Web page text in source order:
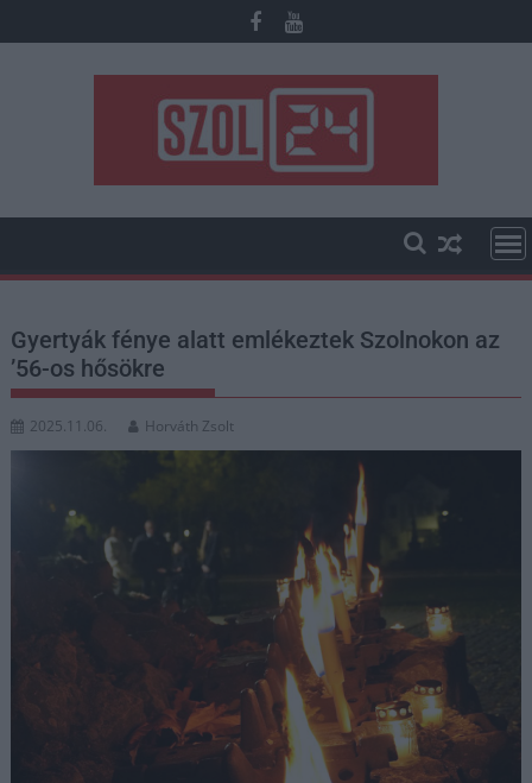
to
Gyertyák fénye alatt emlékeztek Szolnokon az
’56-os hősökre
2025.11.06. Horváth Zsolt